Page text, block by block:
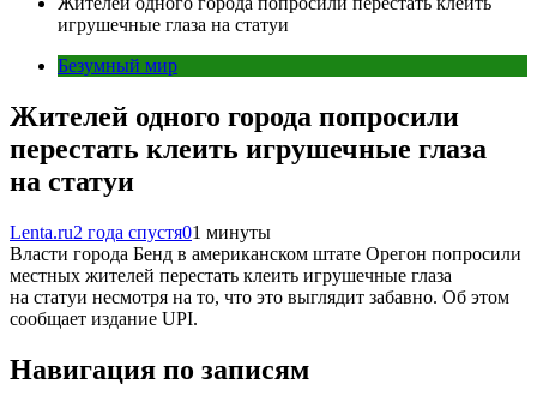
игрушечные глаза на статуи
Безумный мир
Жителей одного города попросили
перестать клеить игрушечные глаза
на статуи
Lenta.ru2 года спустя01 минуты
Власти города Бенд в американском штате Орегон попросили
местных жителей перестать клеить игрушечные глаза
на статуи несмотря на то, что это выглядит забавно. Об этом
сообщает издание UPI.
Навигация по записям